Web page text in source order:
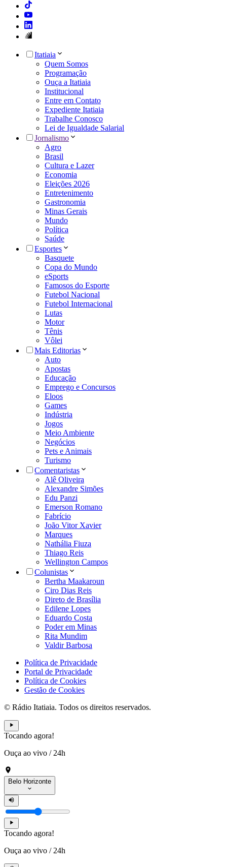
Itatiaia
Quem Somos
Programação
Ouça a Itatiaia
Institucional
Entre em Contato
Expediente Itatiaia
Trabalhe Conosco
Lei de Igualdade Salarial
Jornalismo
Agro
Brasil
Cultura e Lazer
Economia
Eleições 2026
Entretenimento
Gastronomia
Minas Gerais
Mundo
Política
Saúde
Esportes
Basquete
Copa do Mundo
eSports
Famosos do Esporte
Futebol Nacional
Futebol Internacional
Lutas
Motor
Tênis
Vôlei
Mais Editorias
Auto
Apostas
Educação
Emprego e Concursos
Eloos
Games
Indústria
Jogos
Meio Ambiente
Negócios
Pets e Animais
Turismo
Comentaristas
Alê Oliveira
Alexandre Simões
Edu Panzi
Emerson Romano
Fabrício
João Vitor Xavier
Marques
Nathália Fiuza
Thiago Reis
Wellington Campos
Colunistas
Bertha Maakaroun
Ciro Dias Reis
Direto de Brasília
Edilene Lopes
Eduardo Costa
Poder em Minas
Rita Mundim
Valdir Barbosa
Política de Privacidade
Portal de Privacidade
Política de Cookies
Gestão de Cookies
© Rádio Itatiaia. Todos os direitos reservados.
Tocando agora!
Ouça ao vivo / 24h
Belo Horizonte
Tocando agora!
Ouça ao vivo / 24h